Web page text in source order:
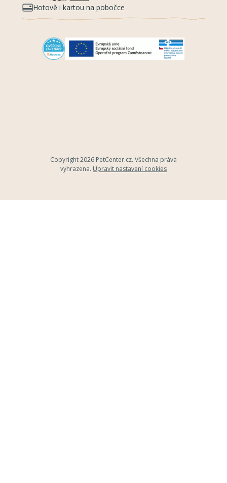
Hotově i kartou na pobočce
Copyright 2026 PetCenter.cz. Všechna práva
vyhrazena. Upravit nastavení cookies